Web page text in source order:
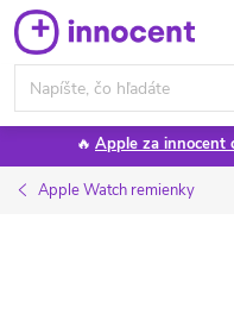
Prejsť
na
obsah
🔥 Apple za innocent
Apple Watch remienky